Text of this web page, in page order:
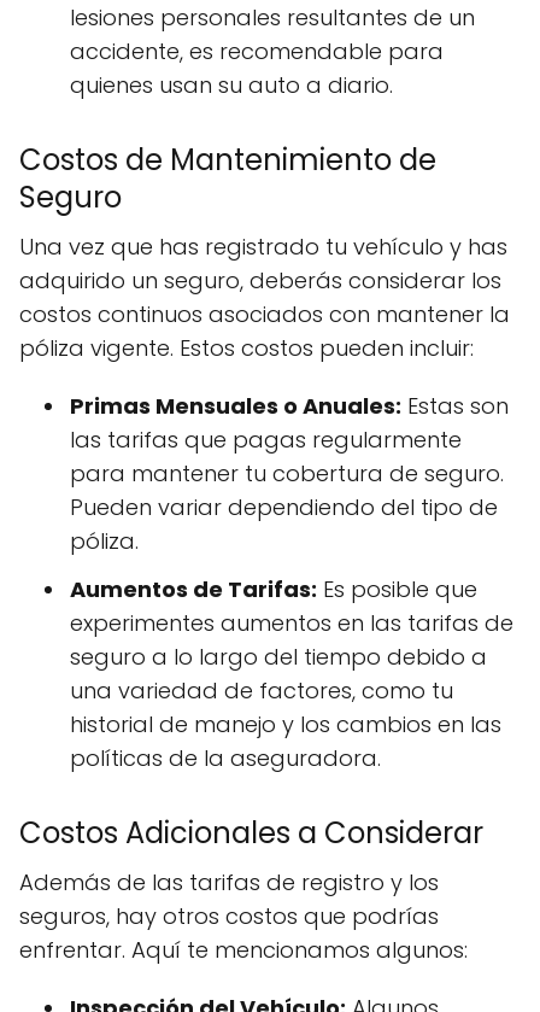
lesiones personales resultantes de un
accidente, es recomendable para
quienes usan su auto a diario.
Costos de Mantenimiento de
Seguro
Una vez que has registrado tu vehículo y has
adquirido un seguro, deberás considerar los
costos continuos asociados con mantener la
póliza vigente. Estos costos pueden incluir:
Primas Mensuales o Anuales: Estas son
las tarifas que pagas regularmente
para mantener tu cobertura de seguro.
Pueden variar dependiendo del tipo de
póliza.
Aumentos de Tarifas: Es posible que
experimentes aumentos en las tarifas de
seguro a lo largo del tiempo debido a
una variedad de factores, como tu
historial de manejo y los cambios en las
políticas de la aseguradora.
Costos Adicionales a Considerar
Además de las tarifas de registro y los
seguros, hay otros costos que podrías
enfrentar. Aquí te mencionamos algunos: